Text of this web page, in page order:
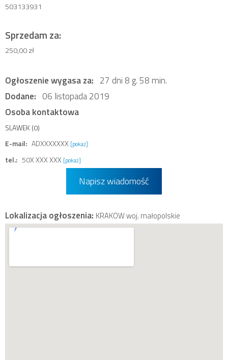
503133931
Sprzedam za:
250,00 zł
Ogłoszenie wygasa za: 27 dni 8 g. 58 min.
Dodane: 06 listopada 2019
Osoba kontaktowa
SLAWEK (0)
E-mail: ADXXXXXXX [pokaż]
tel.: 50X XXX XXX [pokaż]
Napisz wiadomość
Lokalizacja ogłoszenia: KRAKOW woj. małopolskie